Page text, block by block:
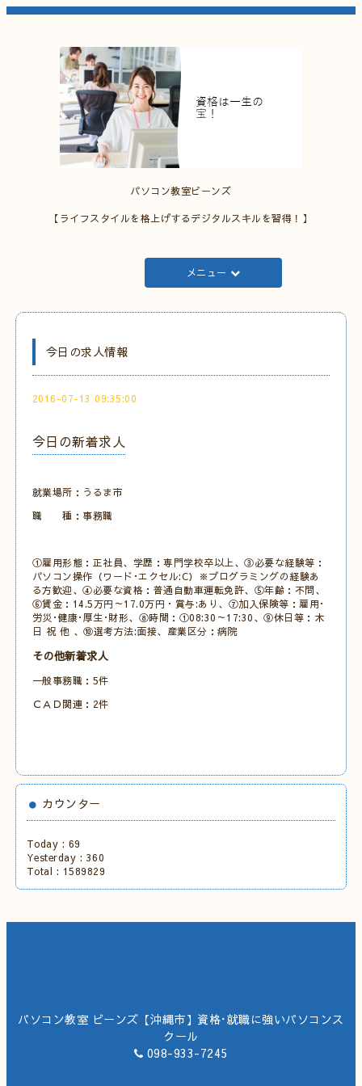
パソコン教室ビーンズ
【ライフスタイルを格上げするデジタルスキルを習得！】
メニュー
今日の求人情報
2016-07-13 09:35:00
今日の新着求人
就業場所：うるま市
職 種：事務職
①雇用形態：正社員、学歴：専門学校卒以上、③必要な経験等：
パソコン操作（ワード･エクセル:C）※プログラミングの経験あ
る方歓迎、④必要な資格：普通自動車運転免許、⑤年齢：不問、
⑥賃金：14.5万円～17.0万円・賞与:あり、⑦加入保険等：雇用･
労災･健康･厚生･財形、⑧時間：①08:30～17:30、⑨休日等：木
日 祝 他 、⑩選考方法:面接、産業区分：病院
その他新着求人
一般事務職：5件
ＣＡＤ関連：2件
カウンター
Today : 69
Yesterday : 360
Total : 1589829
パソコン教室 ビーンズ【沖縄市】資格･就職に強いパソコンス
クール
098-933-7245